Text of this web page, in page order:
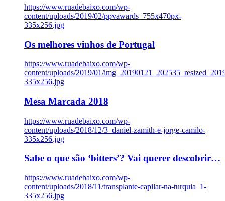
https://www.ruadebaixo.com/wp-
content/uploads/2019/02/ppvawards_755x470px-
335x256.jpg
Os melhores vinhos de Portugal
https://www.ruadebaixo.com/wp-
content/uploads/2019/01/
335x256.jpg
Mesa Marcada 2018
https://www.ruadebaixo.com/wp-
content/uploads/2018/12/3_daniel-zamith-e-jorge-camilo-
335x256.jpg
Sabe o que são ‘bitters’? Vai querer descobrir…
https://www.ruadebaixo.com/wp-
content/uploads/2018/11/transplante-capilar-na-turquia_1-
335x256.jpg